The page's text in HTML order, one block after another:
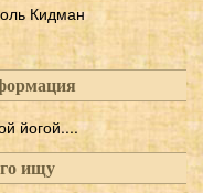
Кидман
йогой....
ищу